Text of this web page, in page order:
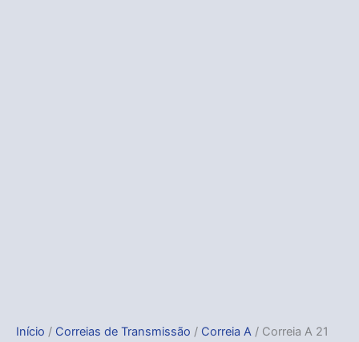
Início / Correias de Transmissão / Correia A / Correia A 21